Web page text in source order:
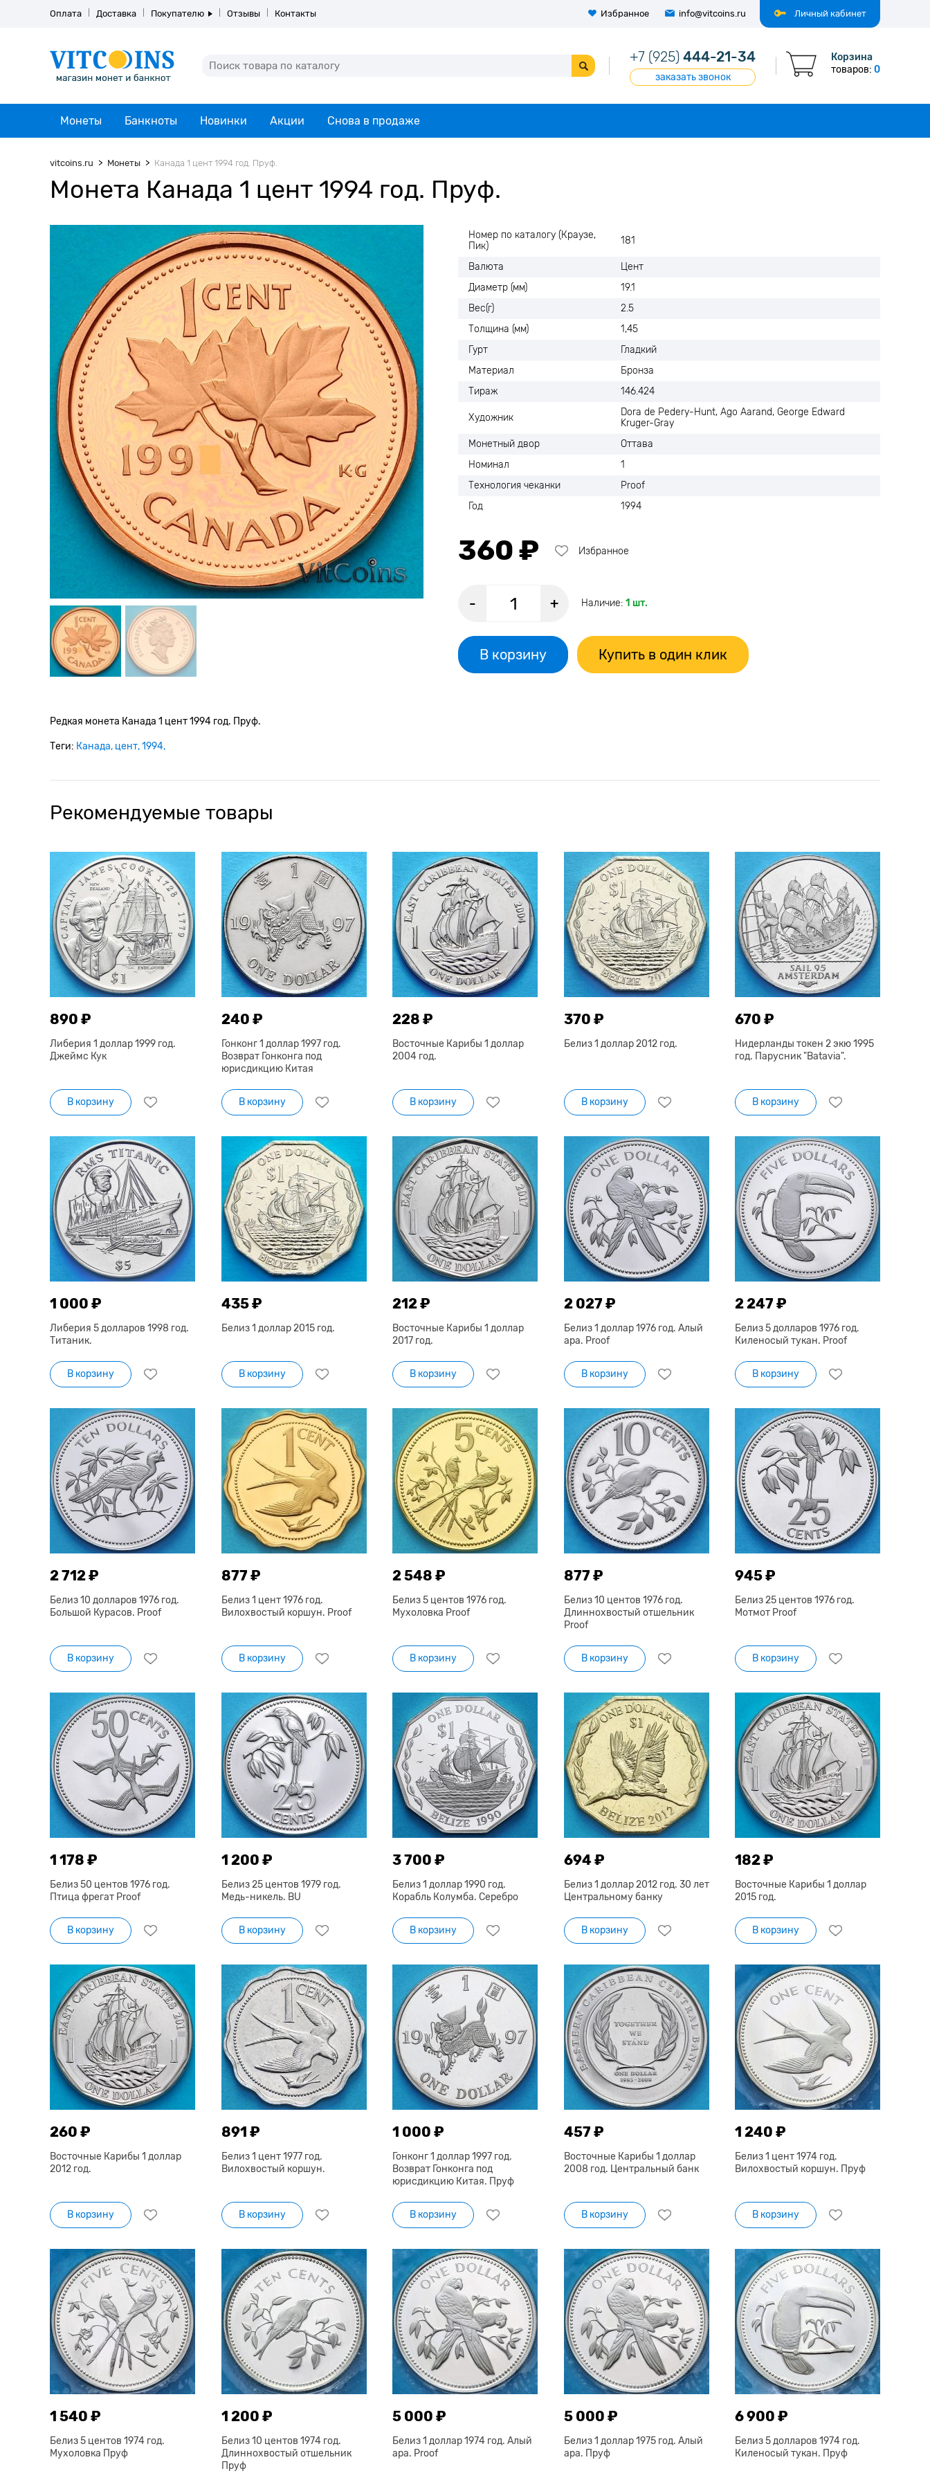
Личный кабинет
Оплата Доставка Покупателю Отзывы Контакты Избранное info@vitcoins.ru
+7 (925) 444-21-34
заказать звонок
Корзина
товаров: 0
Монеты Банкноты Новинки Акции Снова в продаже
vitcoins.ru Монеты Канада 1 цент 1994 год. Пруф.
Монета Канада 1 цент 1994 год. Пруф.
Номер по каталогу (Краузе,
Пик)
181
Валюта
Цент
Диаметр (мм)
19.1
Вес(г)
2.5
Толщина (мм)
1,45
Гурт
Гладкий
Материал
Бронза
Тираж
146.424
Художник
Dora de Pedery-Hunt, Ago Aarand, George Edward
Kruger-Gray
Монетный двор
Оттава
Номинал
1
Технология чеканки
Proof
Год
1994
360 ₽ Избранное
- + Наличие: 1 шт.
В корзину Купить в один клик
Редкая монета Канада 1 цент 1994 год. Пруф.
Теги: Канада цент 1994
Рекомендуемые товары
890 ₽
Либерия 1 доллар 1999 год.
Джеймс Кук
В корзину
240 ₽
Гонконг 1 доллар 1997 год.
Возврат Гонконга под
юрисдикцию Китая
В корзину
228 ₽
Восточные Карибы 1 доллар
2004 год.
В корзину
370 ₽
Белиз 1 доллар 2012 год.
В корзину
670 ₽
Нидерланды токен 2 экю 1995
год. Парусник "Batavia".
В корзину
1 000 ₽
Либерия 5 долларов 1998 год.
Титаник.
В корзину
435 ₽
Белиз 1 доллар 2015 год.
В корзину
212 ₽
Восточные Карибы 1 доллар
2017 год.
В корзину
2 027 ₽
Белиз 1 доллар 1976 год. Алый
ара. Proof
В корзину
2 247 ₽
Белиз 5 долларов 1976 год.
Киленосый тукан. Proof
В корзину
2 712 ₽
Белиз 10 долларов 1976 год.
Большой Курасов. Proof
В корзину
877 ₽
Белиз 1 цент 1976 год.
Вилохвостый коршун. Proof
В корзину
2 548 ₽
Белиз 5 центов 1976 год.
Мухоловка Proof
В корзину
877 ₽
Белиз 10 центов 1976 год.
Длиннохвостый отшельник
Proof
В корзину
945 ₽
Белиз 25 центов 1976 год.
Мотмот Proof
В корзину
1 178 ₽
Белиз 50 центов 1976 год.
Птица фрегат Proof
В корзину
1 200 ₽
Белиз 25 центов 1979 год.
Медь-никель. BU
В корзину
3 700 ₽
Белиз 1 доллар 1990 год.
Корабль Колумба. Серебро
В корзину
694 ₽
Белиз 1 доллар 2012 год. 30 лет
Центральному банку
В корзину
182 ₽
Восточные Карибы 1 доллар
2015 год.
В корзину
260 ₽
Восточные Карибы 1 доллар
2012 год.
В корзину
891 ₽
Белиз 1 цент 1977 год.
Вилохвостый коршун.
В корзину
1 000 ₽
Гонконг 1 доллар 1997 год.
Возврат Гонконга под
юрисдикцию Китая. Пруф
В корзину
457 ₽
Восточные Карибы 1 доллар
2008 год. Центральный банк
В корзину
1 240 ₽
Белиз 1 цент 1974 год.
Вилохвостый коршун. Пруф
В корзину
1 540 ₽
Белиз 5 центов 1974 год.
Мухоловка Пруф
1 200 ₽
Белиз 10 центов 1974 год.
Длиннохвостый отшельник
Пруф
5 000 ₽
Белиз 1 доллар 1974 год. Алый
ара. Proof
5 000 ₽
Белиз 1 доллар 1975 год. Алый
ара. Пруф
6 900 ₽
Белиз 5 долларов 1974 год.
Киленосый тукан. Пруф